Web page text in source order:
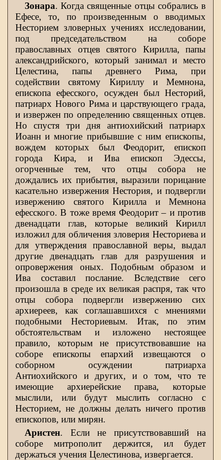
Зонара. Когда священные отцы собрались в
Ефесе, то, по произведенным о вводимых
Несторием зловерных учениях исследовании,
под председательством на соборе
православных отцев святого Кирилла, папы
александрийского, который занимал и место
Целестина, папы древнего Рима, при
содействии святому Кириллу и Мемнона,
епископа ефесского, осужден был Несторий,
патриарх Нового Рима и царствующего града,
и извержен по определению священных отцев.
Но спустя три дня антиохийский патриарх
Иоанн и многие прибывшие с ним епископы,
вождем которых был Феодорит, епископ
города Кира, и Ива епископ Эдессы,
огорченные тем, что отцы собора не
дождались их прибытия, выразили порицание
касательно извержения Нестория, и подвергли
извержению святого Кирилла и Мемнона
ефесского. В тоже время Феодорит – и против
двенадцати глав, которые великий Кирилл
изложил для обличения зловерия Несториева и
для утверждения православной веры, выдал
другие двенадцать глав для разрушения и
опровержения оных. Подобным образом и
Ива составил послание. Вследствие сего
произошла в среде их великая распря, так что
отцы собора подвергли извержению сих
архиереев, как соглашавшихся с мнениями
подобными Несториевым. Итак, по этим
обстоятельствам и изложено нестоящее
правило, которым не присутствовавшие на
соборе епископы епархий извещаются о
соборном осуждении патриарха
Антиохийского и других, и о том, что те
имеющие архиерейские права, которые
мыслили, или будут мыслить согласно с
Несторием, не должны делать ничего против
епископов, или мирян.
Аристен. Если не присутствовавший на
соборе митрополит держится, ил будет
держаться учения Целестинова, извергается.